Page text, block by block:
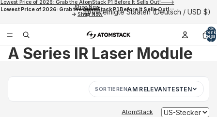
Lowest Price of 2026: Grab the AtomStack P1 Before It Sells Out!--
-> Shop Now
Lowest Price of 2026: Grab the AtomStack P1 Before It Sells Out!--->
Shop Now
Vereinigte Staaten (Deutsch / USD $)
Artikel
0
A Series IR Laser Module
SORTIERENAM RELEVANTESTEN
AtomStack